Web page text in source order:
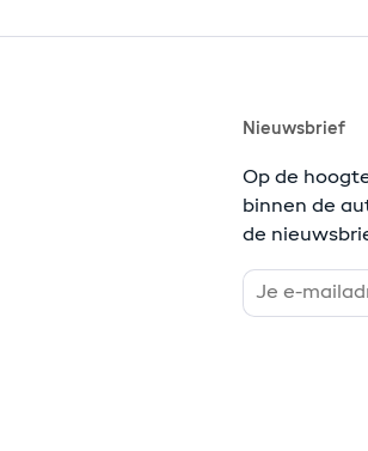
Nieuwsbrief
Op de
binnen de
de